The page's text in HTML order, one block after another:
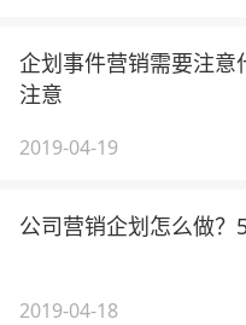
企划事件营销需要注意
注意
2019-04-19
公司营销企划怎么做？
2019-04-18